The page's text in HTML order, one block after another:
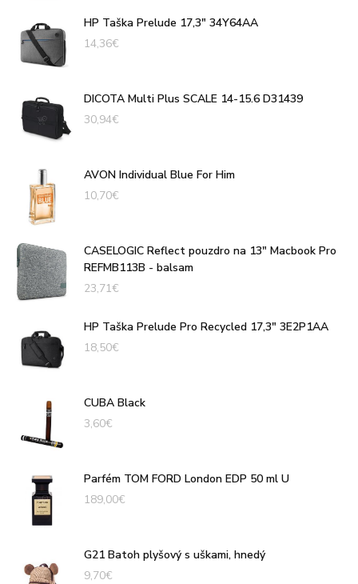
HP Taška Prelude 17,3" 34Y64AA
14,36€
DICOTA Multi Plus SCALE 14-15.6 D31439
30,94€
AVON Individual Blue For Him
10,70€
CASELOGIC Reflect pouzdro na 13" Macbook Pro
REFMB113B - balsam
23,71€
HP Taška Prelude Pro Recycled 17,3" 3E2P1AA
18,50€
CUBA Black
3,60€
Parfém TOM FORD London EDP 50 ml U
189,00€
G21 Batoh plyšový s uškami, hnedý
9,70€